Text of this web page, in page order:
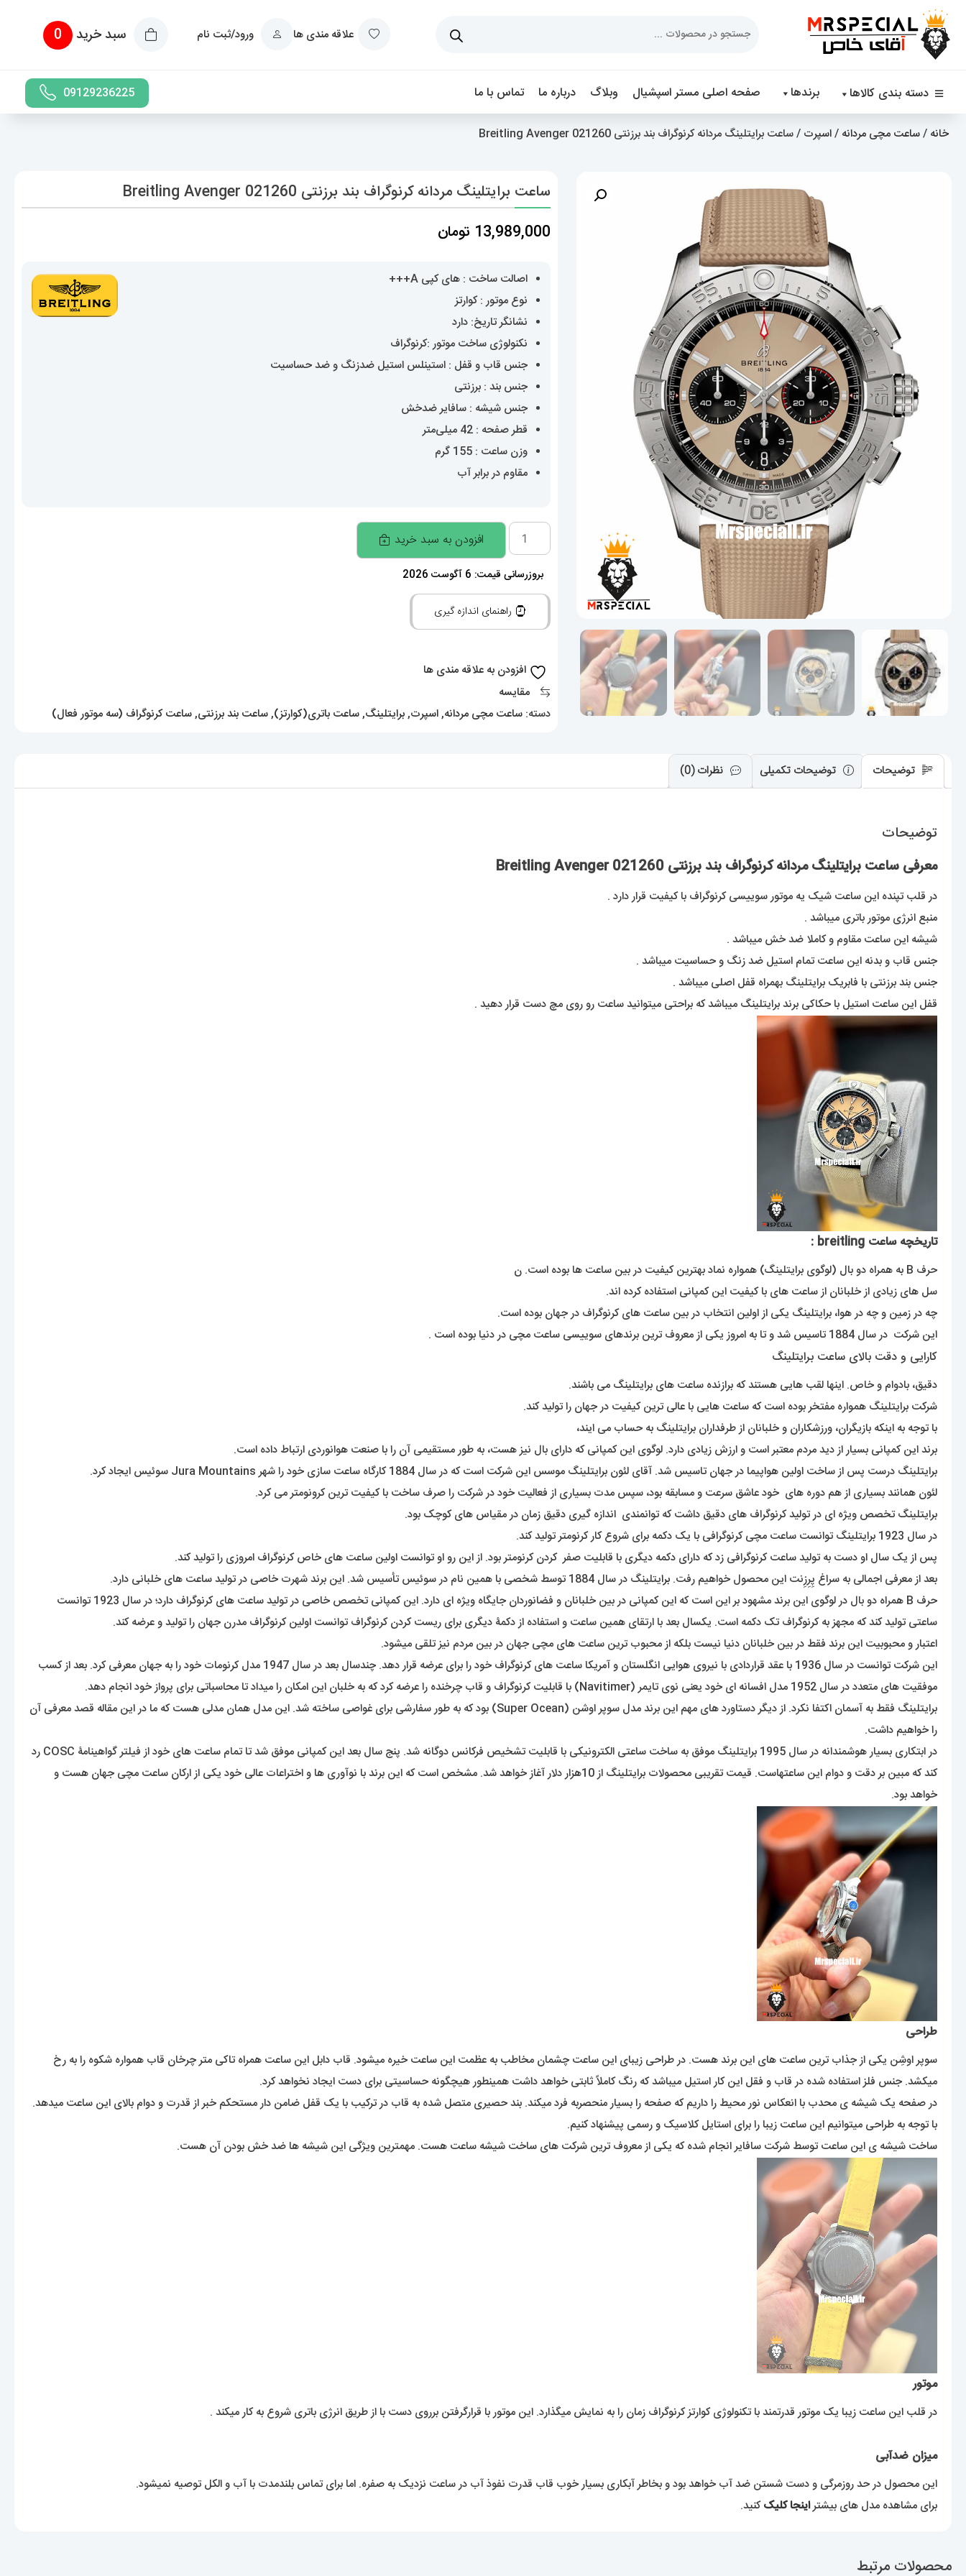
علاقه مندی ها ورود/ثبت نام سبد خرید 0
دسته بندی کالاها برندها صفحه اصلی مستر اسپشیال وبلاگ درباره ما تماس با ما 09129236225
خانه /ساعت مچی مردانه /اسپرت / ساعت برایتلینگ مردانه کرنوگراف بند برزنتی Breitling Avenger 021260
ساعت برایتلینگ مردانه کرنوگراف بند برزنتی Breitling Avenger 021260
13,989,000 تومان
اصالت ساخت : های کپی A+++
نوع موتور : کوارتز
نشانگر تاریخ: دارد
نکنولوژی ساخت موتور :کرنوگراف
جنس قاب و قفل : استینلس استیل ضدزنگ و ضد حساسیت
جنس بند : برزنتی
جنس شیشه : سافایر ضدخش
قطر صفحه : 42 میلی‌متر
وزن ساعت : 155 گرم
مقاوم در برابر آب
ساعت
برایتلینگ
مردانه
کرنوگراف
Breitling
Avenger
افزودن به سبد خرید
بروزرسانی قیمت: 6 آگوست 2026
راهنمای اندازه گیری
افزودن به علاقه مندی ها
مقایسه
دسته: ساعت مچی مردانه,اسپرت,برایتلینگ,ساعت باتری(کوارتز),ساعت بند برزنتی,ساعت کرنوگراف (سه موتور فعال)
توضیحات توضیحات تکمیلی نظرات (0)
توضیحات
معرفی ساعت برایتلینگ مردانه کرنوگراف بند برزنتی Breitling Avenger 021260
در قلب تپنده این ساعت شیک یه موتور سوییسی کرنوگراف با کیفیت قرار دارد .
منبع انرژی موتور باتری میباشد .
شیشه این ساعت مقاوم و کاملا ضد خش میباشد .
جنس قاب و بدنه این ساعت تمام استیل ضد زنگ و حساسیت میباشد .
جنس بند برزنتی با فابریک برایتلینگ بهمراه قفل اصلی میباشد .
قفل این ساعت استیل با حکاکی برند برایتلینگ میباشد که براحتی میتوانید ساعت رو روی مچ دست قرار دهید .
تاریخچه ساعت breitling :
حرف B به همراه دو بال (لوگوی برایتلینگ) همواره نماد بهترین کیفیت در بین ساعت ها بوده است. ن
سل های زیادی از خلبانان از ساعت های با کیفیت این کمپانی استفاده کرده اند.
چه در زمین و چه در هوا، برایتلینگ یکی از اولین انتخاب در بین ساعت های کرنوگراف در جهان بوده است.
این شرکت در سال 1884 تاسیس شد و تا به امروز یکی از معروف ترین برندهای سوییسی ساعت مچی در دنیا بوده است .
کارایی و دقت بالای ساعت برایتلینگ
دقیق، بادوام و خاص. اینها لقب هایی هستند که برازنده ساعت های برایتلینگ می باشند.
شرکت برایتلینگ همواره مفتخر بوده است که ساعت هایی با عالی ترین کیفیت در جهان را تولید کند.
با توجه به اینکه بازیگران، ورزشکاران و خلبانان از طرفداران برایتلینگ به حساب می ایند،
برند این کمپانی بسیار از دید مردم معتبر است و ارزش زیادی دارد. لوگوی این کمپانی که دارای بال نیز هست، به طور مستقیمی آن را با صنعت هوانوردی ارتباط داده است.
برایتلینگ درست پس از ساخت اولین هواپیما در جهان تاسیس شد. آقای لئون برایتلینگ موسس این شرکت است که در سال 1884 کارگاه ساعت سازی خود را شهر Jura Mountains سوئیس ایجاد کرد.
لئون همانند بسیاری از هم دوره های خود عاشق سرعت و مسابقه بود، سپس مدت بسیاری از فعالیت خود در شرکت را صرف ساخت با کیفیت ترین کرونومتر می کرد.
برایتلینگ تخصص ویژه ای در تولید کرنوگراف های دقیق داشت که توانمندی اندازه گیری دقیق زمان در مقیاس های کوچک بود.
در سال 1923 برایتلینگ توانست ساعت مچی کرنوگرافی با یک دکمه برای شروع کار کرنومتر تولید کند.
پس از یک سال او دست به تولید ساعت کرنوگرافی زد که دارای دکمه دیگری با قابلیت صفر کردن کرنومتر بود. از این رو او توانست اولین ساعت های خاص کرنوگراف امروزی را تولید کند.
بعد از معرفی اجمالی به سراغ پِرِزِنت این محصول خواهیم رفت. برایتلینگ در سال 1884 توسط شخصی با همین نام در سوئیس تأسیس شد. این برند شهرت خاصی در تولید ساعت های خلبانی دارد.
حرف B همراه دو بال در لوگوی این برند مشهود بر این است که این کمپانی در بین خلبانان و فضانوردان جایگاه ویژه ای دارد. این کمپانی تخصص خاصی در تولید ساعت های کرنوگراف دارد؛ در سال 1923 توانست
ساعتی تولید کند که مجهز به کرنوگراف تک دکمه است. یکسال بعد با ارتقای همین ساعت و استفاده از دکمۀ دیگری برای ریست کردن کرنوگراف توانست اولین کرنوگراف مدرن جهان را تولید و عرضه کند.
اعتبار و محبوبیت این برند فقط در بین خلبانان دنیا نیست بلکه از محبوب ترین ساعت های مچی جهان در بین مردم نیز تلقی میشود.
این شرکت توانست در سال 1936 با عقد قراردادی با نیروی هوایی انگلستان و آمریکا ساعت های کرنوگراف خود را برای عرضه قرار دهد. چندسال بعد در سال 1947 مدل کرنومات خود را به جهان معرفی کرد. بعد از کسب
موفقیت های متعدد در سال 1952 مدل افسانه ای خود یعنی نوی تایمر (Navitimer) با قابلیت کرنوگراف و قاب چرخنده را عرضه کرد که به خلبان این امکان را میداد تا محاسباتی برای پرواز خود انجام دهد.
برایتلینگ فقط به آسمان اکتفا نکرد. از دیگر دستاورد های مهم این برند مدل سوپر اوشن (Super Ocean) بود که به طور سفارشی برای غواصی ساخته شد. این مدل همان مدلی هست که ما در این مقاله قصد معرفی آن
را خواهیم داشت.
در ابتکاری بسیار هوشمندانه در سال 1995 برایتلینگ موفق به ساخت ساعتی الکترونیکی با قابلیت تشخیص فرکانس دوگانه شد. پنج سال بعد این کمپانی موفق شد تا تمام ساعت های خود از فیلتر گواهینامۀ COSC رد
کند که مبین بر دقت و دوام این ساعتهاست. قیمت تقریبی محصولات برایتلینگ از 10هزار دلار آغاز خواهد شد. مشخص است که این برند با نوآوری ها و اختراعات عالی خود یکی از ارکان ساعت مچی جهان هست و
خواهد بود.
طراحی
سوپر اوشِن یکی از جذاب ترین ساعت های این برند هست. در طراحی زیبای این ساعت چشمان مخاطب به عظمت این ساعت خیره میشود. قاب دابل این ساعت همراه تاکی متر چرخان قاب همواره شکوه را به رخ
میکشد. جنس فلز استفاده شده در قاب و فقل این کار استیل میباشد که رنگ کاملاً ثابتی خواهد داشت همینطور هیچگونه حساسیتی برای دست ایجاد نخواهد کرد.
در صفحه یک شیشه ی محدب با انعکاس نور محیط را داریم که صفحه را بسیار منحصربه فرد میکند. بند حصیری متصل شده به قاب در ترکیب با یک قفل ضامن دار مستحکم خبر از قدرت و دوام بالای این ساعت میدهد.
با توجه به طراحی میتوانیم این ساعت زیبا را برای استایل کلاسیک و رسمی پیشنهاد کنیم.
ساخت شیشه ی این ساعت توسط شرکت سافایر انجام شده که یکی از معروف ترین شرکت های ساخت شیشه ساعت هست. مهمترین ویژگی این شیشه ها ضد خش بودن آن هست.
موتور
در قلب این ساعت زیبا یک موتور قدرتمند با تکنولوژی کوارتز کرنوگراف زمان را به نمایش میگذارد. این موتور با قرارگرفتن برروی دست با از طریق انرژی باتری شروع به کار میکند .
میزان ضدآبی
این محصول در حد روزمرگی و دست شستن ضد آب خواهد بود و بخاطر آبکاری بسیار خوب قاب قدرت نفوذ آب در ساعت نزدیک به صفره. اما برای تماس بلندمدت با آب و الکل توصیه نمیشود.
برای مشاهده مدل های بیشتراینجا کلیککنید.
محصولات مرتبط